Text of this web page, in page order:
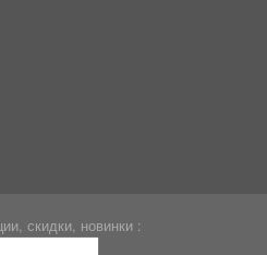
скидки, новинки :